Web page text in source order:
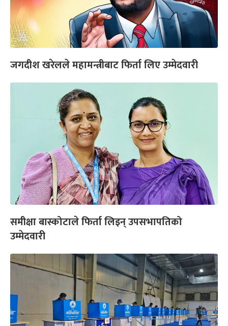
जगदीश खरेलले महामन्त्रीबाट फिर्ता लिए उम्मेदवारी
समीक्षा बास्कोटाले फिर्ता लिइन् उपसभापतिको
उम्मेदवारी